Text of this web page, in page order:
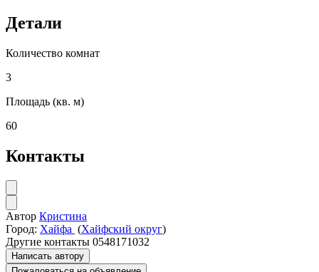
Детали
Количество комнат
3
Площадь (кв. м)
60
Контакты
Автор Кристина
Город: Хайфа (Хайфский округ)
Другие контакты 0548171032
Написать автору